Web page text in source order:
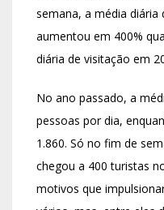
semana, a média diária
aumentou em 400%
diária de visitação em
No ano passado, a
pessoas por dia,
1.860. Só no fim de
chegou a 400 turistas
motivos que